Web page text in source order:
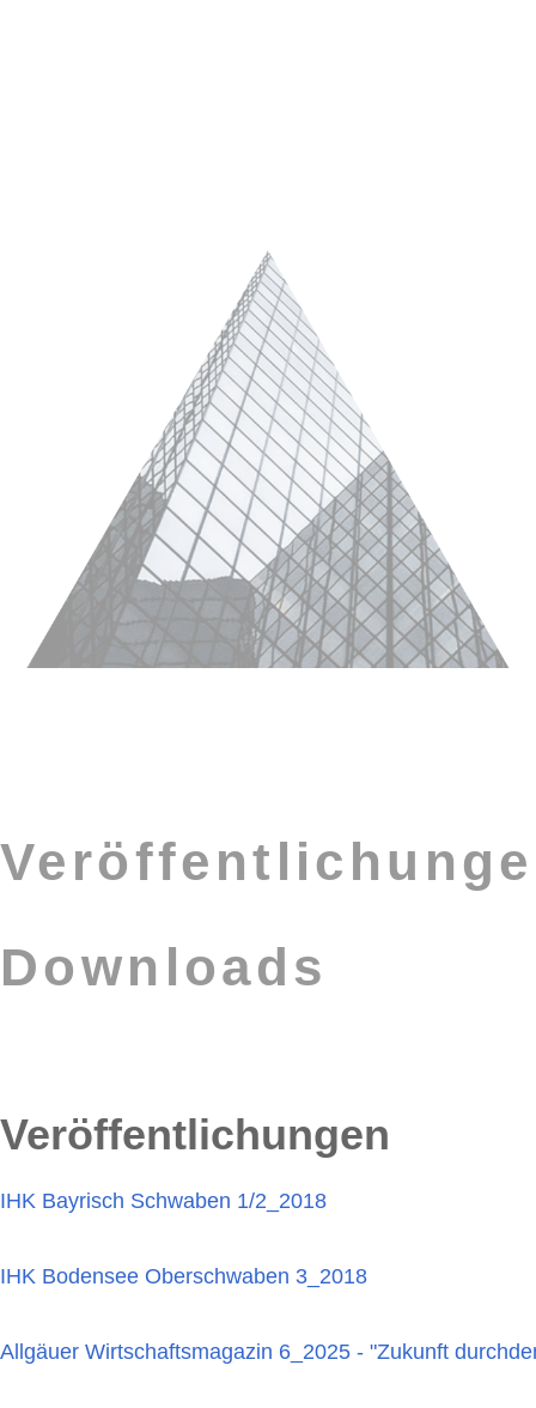
Downloads
Veröffentlichungen
IHK Bayrisch Schwaben 1/2_2018
IHK Bodensee Oberschwaben 3_2018
Allgäuer Wirtschaftsmagazin 6_2025 - "Zukunft